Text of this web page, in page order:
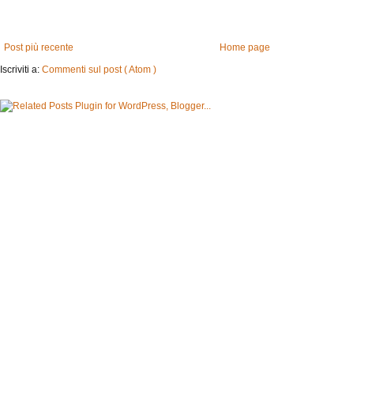
Post più recente
Home page
Iscriviti a: Commenti sul post ( Atom )